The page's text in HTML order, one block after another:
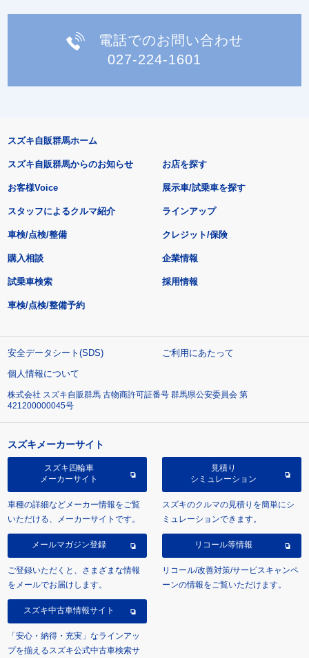
電話でのお問い合わせ
027-224-1601
スズキ自販群馬ホーム
スズキ自販群馬からのお知らせ
お客様Voice
スタッフによるクルマ紹介
お店を探す
展示車/試乗車を探す
ラインアップ
車検/点検/整備 クレジット/保険
購入相談
試乗車検索
車検/点検/整備予約
企業情報
採用情報
安全データシート(SDS)
ご利用にあたって
個人情報について
株式会社 スズキ自販群馬 古物商許可証番号 群馬県公安委員会 第
421200000045号
スズキメーカーサイト
スズキ四輪車
メーカーサイト
車種の詳細などメーカー情報をご覧
いただける、メーカーサイトです。
見積り
シミュレーション
スズキのクルマの見積りを簡単にシ
ミュレーションできます。
メールマガジン登録
ご登録いただくと、さまざまな情報
をメールでお届けします。
リコール等情報
リコール/改善対策/サービスキャンペ
ーンの情報をご覧いただけます。
スズキ中古車情報サイト
「安心・納得・充実」なラインアッ
プを揃えるスズキ公式中古車検索サ